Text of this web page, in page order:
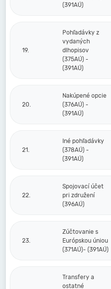
(391AÚ)
19.
Pohľadávky z
vydaných
dlhopisov
(375AÚ) -
(391AÚ)
20.
Nakúpené opcie
(376AÚ) -
(391AÚ)
21.
Iné pohľadávky
(378AÚ) -
(391AÚ)
22.
Spojovací účet
pri združení
(396AÚ)
23.
Zúčtovanie s
Európskou úniou
(371AÚ)- (391AÚ)
Transfery a
ostatné